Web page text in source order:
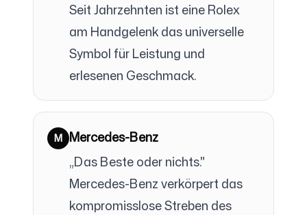
Seit Jahrzehnten ist eine Rolex
am Handgelenk das universelle
Symbol für Leistung und
erlesenen Geschmack.
M Mercedes-Benz
„Das Beste oder nichts."
Mercedes-Benz verkörpert das
kompromisslose Streben des